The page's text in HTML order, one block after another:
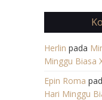
Herlin pada
Minggu Biasa
Epin Roma
Hari Minggu